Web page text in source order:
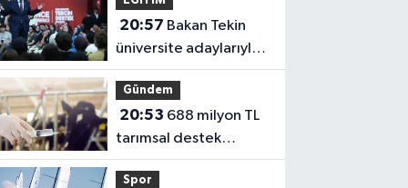
20:57
üniversite adaylarıyla
tecrübe paylaştı
Gündem
20:53
tarımsal destek
hesaplarda
Spor